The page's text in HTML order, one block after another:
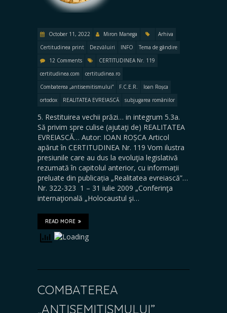
October 11, 2022 Miron Manega
Arhiva
Certitudinea print
Dezvăluiri INFO
Tema de gândire
12 Comments
CERTITUDINEA Nr. 119
certitudinea.com
certitudinea.ro
Combaterea „antisemitismului”
F.C.E.R.
Ioan Roșca
ortodox
REALITATEA EVREIASCĂ subjugarea românilor
5. Restituirea vechii prăzi… in integrum 5.3a.
Să privim spre culise (ajutaţi de) REALITATEA
EVREIASCĂ… Autor: IOAN ROȘCA Articol
apărut în CERTITUDINEA Nr. 119 Vom ilustra
presiunile care au dus la evoluţia legislativă
rezumată în capitolul anterior, cu informații
preluate din publicația „Realitatea evreiască”…
Nr. 322-323 1 – 31 iulie 2009 „Conferinţa
internaţională „Holocaustul şi…
READ MORE
COMBATEREA
„ANTISEMITISMULUI”